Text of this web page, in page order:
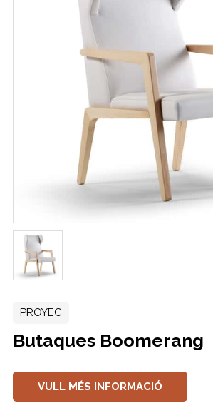
PROYEC
Butaques Boomerang
VULL MÉS INFORMACIÓ